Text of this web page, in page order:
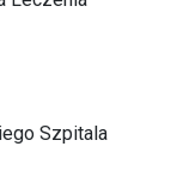
Szpitala